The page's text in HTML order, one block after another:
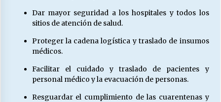
Dar mayor seguridad a los hospitales y todos los
sitios de atención de salud.
Proteger la cadena logística y traslado de insumos
médicos.
Facilitar el cuidado y traslado de pacientes y
personal médico y la evacuación de personas.
Resguardar el cumplimiento de las cuarentenas y